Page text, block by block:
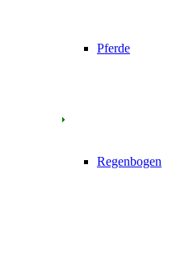
Pferde
Regenbogen